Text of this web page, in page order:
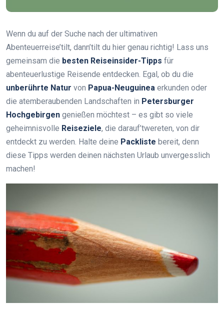
Wenn du auf der Suche nach der ultimativen
Abenteuerreise’tilt, dann’tilt du hier genau richtig! Lass uns
gemeinsam die besten Reiseinsider-Tipps für
abenteuerlustige Reisende entdecken. Egal, ob du die
unberührte Natur von Papua-Neuguinea erkunden oder
die atemberaubenden Landschaften in Petersburger
Hochgebirgen genießen möchtest – es gibt so viele
geheimnisvolle Reiseziele, die darauf’twereten, von dir
entdeckt zu werden. Halte deine Packliste bereit, denn
diese Tipps werden deinen nächsten Urlaub unvergesslich
machen!